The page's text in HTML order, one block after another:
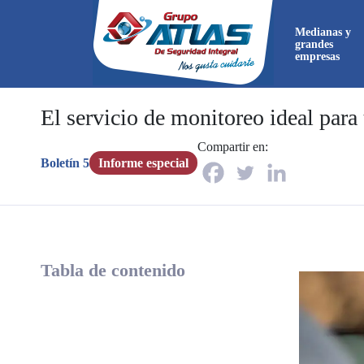
Medianas y
grandes
empresas
El servicio de monitoreo ideal para
Boletín 5 Informe especial
Compartir en:
Tabla de contenido